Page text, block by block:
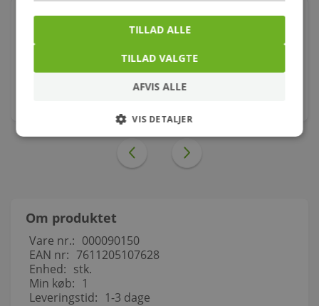
Georg Fischer vinkel 90° sort 1/2'' muffe-muffe
6,00 kr.
Om produktet
Vare nr.: 000090150
EAN nr: 7611205107628
Enhed: stk.
Min køb: 1
Leveringstid: 1-3 dage
TILLAD VALGTE
TILLAD ALLE
AFVIS ALLE
VIS DETALJER